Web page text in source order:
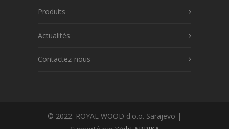
Produits
Actualités
Contactez-nous
© 2022. ROYAL WOOD d.o.o. Sarajevo |